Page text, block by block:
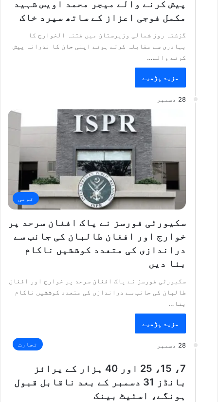
پیش کرنے والے میجر محمد اویس شہید
مکمل فوجی اعزاز کے ساتھ سپرد خاک
گزشتہ روز شمالی وزیرستان میں فتنہ الخوارج کا
بہادری سے مقابلہ کرتے ہوئے اپنی جان کا نذرانہ پیش
کرنے والے…
مزید پڑھیے
28 دسمبر
قومی
سکیورٹی فورسز نے پاک افغان سرحد پر
خوارج اور افغان طالبان کی جانب سے
دراندازی کی متعدد کوششیں ناکام
بنا دیں
سکیورٹی فورسز نے پاک افغان سرحد پر خوارج اور افغان
طالبان کی جانب سے دراندازی کی متعدد کوششیں ناکام
بنا…
مزید پڑھیے
28 دسمبر تجارت
7، 15، 25 اور 40 ہزار کے پرائز
بانڈز 31 دسمبر کے بعد ناقابل قبول
ہونگے، اسٹیٹ بینک